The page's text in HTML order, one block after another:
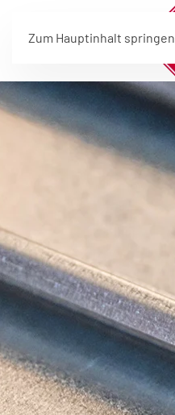
Zum Hauptinhalt springen